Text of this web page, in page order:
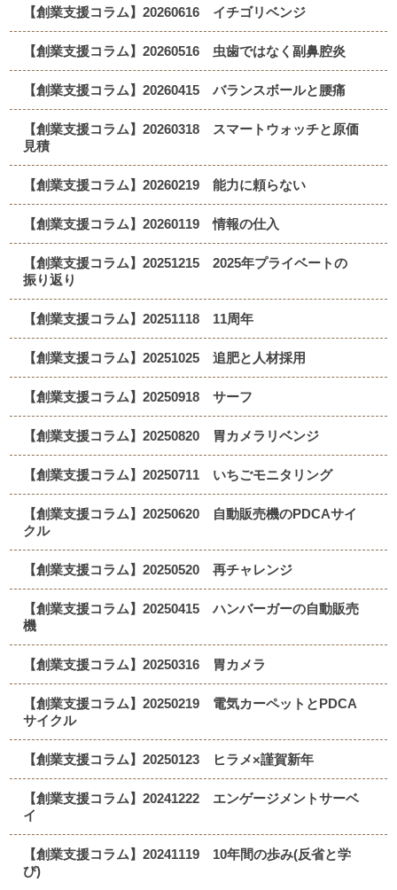
【創業支援コラム】20260616 イチゴリベンジ
【創業支援コラム】20260516 虫歯ではなく副鼻腔炎
【創業支援コラム】20260415 バランスボールと腰痛
【創業支援コラム】20260318 スマートウォッチと原価
見積
【創業支援コラム】20260219 能力に頼らない
【創業支援コラム】20260119 情報の仕入
【創業支援コラム】20251215 2025年プライベートの
振り返り
【創業支援コラム】20251118 11周年
【創業支援コラム】20251025 追肥と人材採用
【創業支援コラム】20250918 サーフ
【創業支援コラム】20250820 胃カメラリベンジ
【創業支援コラム】20250711 いちごモニタリング
【創業支援コラム】20250620 自動販売機のPDCAサイ
クル
【創業支援コラム】20250520 再チャレンジ
【創業支援コラム】20250415 ハンバーガーの自動販売
機
【創業支援コラム】20250316 胃カメラ
【創業支援コラム】20250219 電気カーペットとPDCA
サイクル
【創業支援コラム】20250123 ヒラメ×謹賀新年
【創業支援コラム】20241222 エンゲージメントサーベ
イ
【創業支援コラム】20241119 10年間の歩み(反省と学
び)